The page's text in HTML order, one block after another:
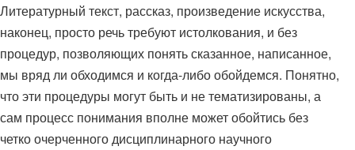
Литературный текст, рассказ, произведение искусства,
наконец, просто речь требуют истолкования, и без
процедур, позволяющих понять сказанное, написанное,
мы вряд ли обходимся и когда-либо обойдемся. Понятно,
что эти процедуры могут быть и не тематизированы, а
сам процесс понимания вполне может обойтись без
четко очерченного дисциплинарного научного